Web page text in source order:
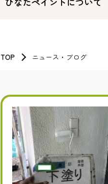
TOP ニュース・ブログ